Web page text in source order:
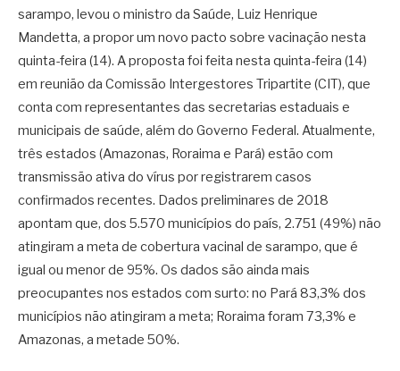
sarampo, levou o ministro da Saúde, Luiz Henrique
Mandetta, a propor um novo pacto sobre vacinação nesta
quinta-feira (14). A proposta foi feita nesta quinta-feira (14)
em reunião da Comissão Intergestores Tripartite (CIT), que
conta com representantes das secretarias estaduais e
municipais de saúde, além do Governo Federal. Atualmente,
três estados (Amazonas, Roraima e Pará) estão com
transmissão ativa do vírus por registrarem casos
confirmados recentes. Dados preliminares de 2018
apontam que, dos 5.570 municípios do país, 2.751 (49%) não
atingiram a meta de cobertura vacinal de sarampo, que é
igual ou menor de 95%. Os dados são ainda mais
preocupantes nos estados com surto: no Pará 83,3% dos
municípios não atingiram a meta; Roraima foram 73,3% e
Amazonas, a metade 50%.